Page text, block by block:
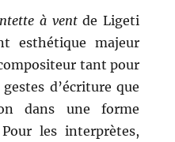
à ventde Ligeti
esthétique majeur
tant pour
d’écriture que
dans une forme
les interprètes,